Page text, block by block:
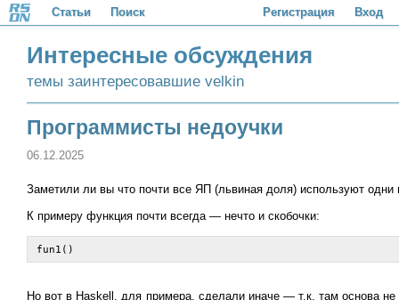
Статьи Поиск Регистрация Вход
Интересные обсуждения
темы заинтересовавшие velkin
Программисты недоучки
06.12.2025
Заметили ли вы что почти все ЯП (львиная доля) используют одни
К примеру функция почти всегда — нечто и скобочки:
fun1()
Но вот в Haskell, для примера, сделали иначе — т.к. там основа